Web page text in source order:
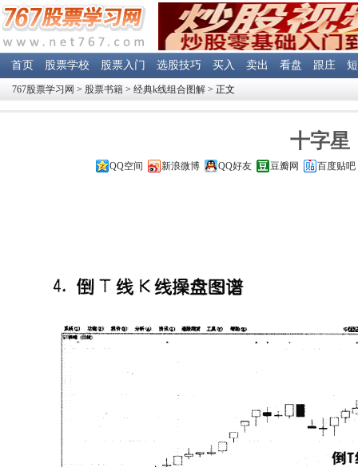
首页 股票学校 股票入门 选股技巧 买入 卖出 看盘 跟庄
767股票学习网 > 股票书籍 > 经典k线组合图解 > 正文
十字星
QQ空间 新浪微博 QQ好友 豆瓣网 百度贴吧